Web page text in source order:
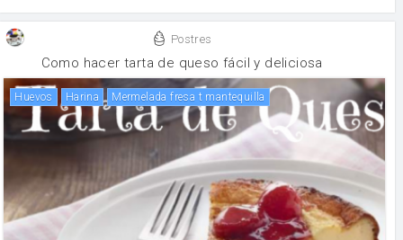
Postres
Como hacer tarta de queso fácil y deliciosa
huevos harina mermelada fresa t mantequilla